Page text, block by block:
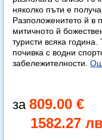
няколко пъти е
Разположенитето й в
митичното й
туристи всяка
почивка с водни
забележителности.
809.00 €
1582.27 лв